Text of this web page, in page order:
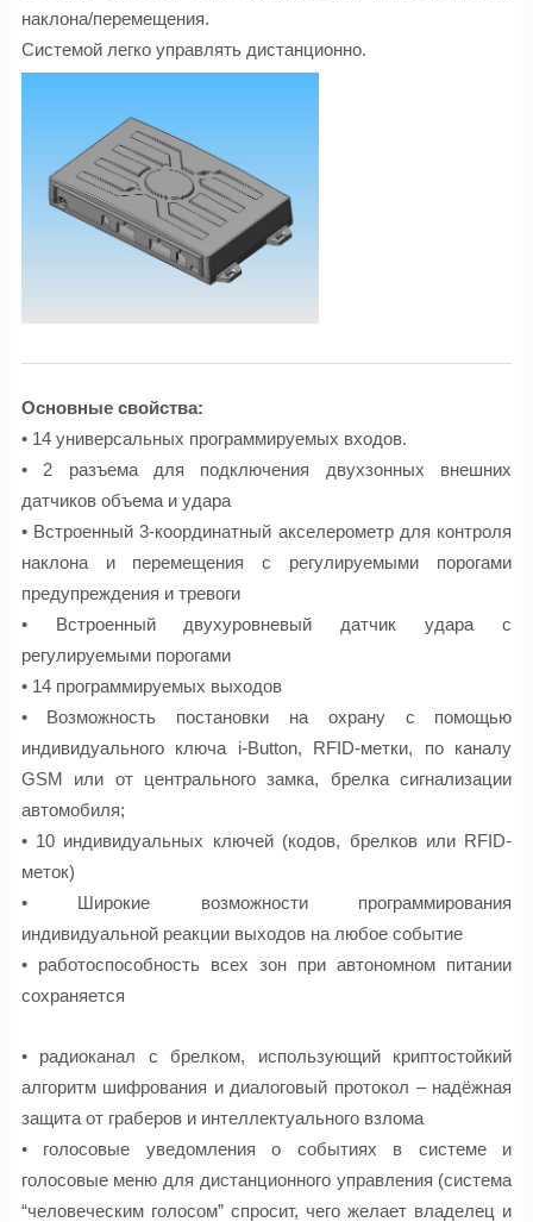
наклона/перемещения.
Системой легко управлять дистанционно.
Основные свойства:
• 14 универсальных программируемых входов.
• 2 разъема для подключения двухзонных внешних
датчиков объема и удара
• Встроенный 3-координатный акселерометр для контроля
наклона и перемещения с регулируемыми порогами
предупреждения и тревоги
• Встроенный двухуровневый датчик удара с
регулируемыми порогами
• 14 программируемых выходов
• Возможность постановки на охрану с помощью
индивидуального ключа i-Button, RFID-метки, по каналу
GSM или от центрального замка, брелка сигнализации
автомобиля;
• 10 индивидуальных ключей (кодов, брелков или RFID-
меток)
• Широкие возможности программирования
индивидуальной реакции выходов на любое событие
• работоспособность всех зон при автономном питании
сохраняется
• радиоканал с брелком, использующий криптостойкий
алгоритм шифрования и диалоговый протокол – надёжная
защита от граберов и интеллектуального взлома
• голосовые уведомления о событиях в системе и
голосовые меню для дистанционного управления (система
“человеческим голосом” спросит, чего желает владелец и